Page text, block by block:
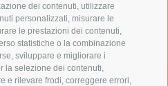
dei contenuti, utilizzare
personalizzati, misurare le
le prestazioni dei contenuti,
statistiche o la combinazione
sviluppare e migliorare i
la selezione dei contenuti,
e rilevare frodi, correggere errori,
SCIARE
ESCURSIONI
ALTA